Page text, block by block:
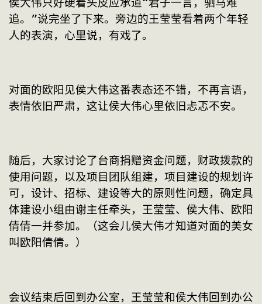
追。”说完坐了下来。旁边的王莹莹看着两个年轻
人的表演，心里说，有戏了。
对面的欧阳见侯大伟这番表态还不错，不再言语，
表情依旧严肃，这让侯大伟心里依旧忐忑不安。
随后，大家讨论了台商捐赠资金问题，财政拨款的
使用问题，以及项目团队组建，项目建设的规划许
可，设计、招标、建设等大的原则性问题，确定具
体建设小组由谢主任牵头，王莹莹、侯大伟、欧阳
倩倩一并参加。（这会儿侯大伟才知道对面的美女
叫欧阳倩倩。）
会议结束后回到办公室，王莹莹和侯大伟回到办公